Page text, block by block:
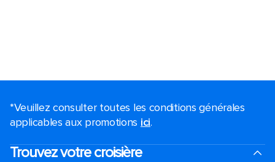
*Veuillez consulter toutes les conditions générales
applicables aux promotions ici.
Trouvez votre croisière